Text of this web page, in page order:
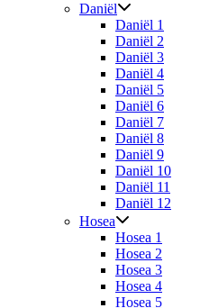
Daniël
Daniël 1
Daniël 2
Daniël 3
Daniël 4
Daniël 5
Daniël 6
Daniël 7
Daniël 8
Daniël 9
Daniël 10
Daniël 11
Daniël 12
Hosea
Hosea 1
Hosea 2
Hosea 3
Hosea 4
Hosea 5